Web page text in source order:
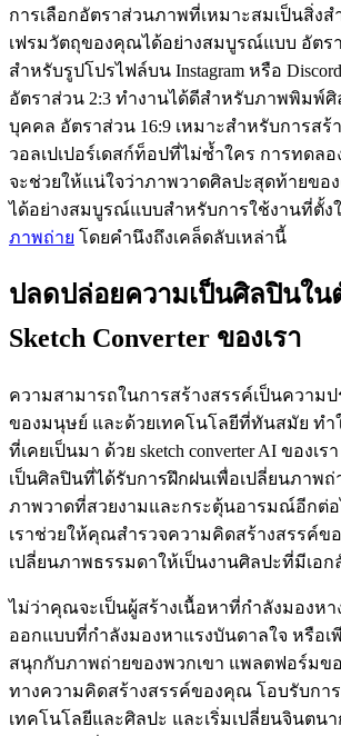
การเลือกอัตราส่วนภาพที่เหมาะสมเป็นสิ่ง
เฟรมวัตถุของคุณได้อย่างสมบูรณ์แบบ อัตรา
สำหรับรูปโปรไฟล์บน Instagram หรือ
อัตราส่วน 2:3 ทำงานได้ดีสำหรับภาพพิมพ์
บุคคล อัตราส่วน 16:9 เหมาะสำหรับการส
วอลเปเปอร์เดสก์ท็อปที่ไม่ซ้ำใคร การทดลอ
จะช่วยให้แน่ใจว่าภาพวาดศิลปะสุดท้ายขอ
ได้อย่างสมบูรณ์แบบสำหรับการใช้งานที่ตั้ง
ภาพถ่าย โดยคำนึงถึงเคล็ดลับเหล่านี้
ปลดปล่อยความเป็นศิลปินใ
Sketch Converter ของเรา
ความสามารถในการสร้างสรรค์เป็นความ
ของมนุษย์ และด้วยเทคโนโลยีที่ทันสมัย ทำ
ที่เคยเป็นมา ด้วย sketch converter AI ของเ
เป็นศิลปินที่ได้รับการฝึกฝนเพื่อเปลี่ยนภาพ
ภาพวาดที่สวยงามและกระตุ้นอารมณ์อีกต่อ
เราช่วยให้คุณสำรวจความคิดสร้างสรรค์
เปลี่ยนภาพธรรมดาให้เป็นงานศิลปะที่มีเอ
ไม่ว่าคุณจะเป็นผู้สร้างเนื้อหาที่กำลังมองห
ออกแบบที่กำลังมองหาแรงบันดาลใจ หรือเ
สนุกกับภาพถ่ายของพวกเขา แพลตฟอร์มข
ทางความคิดสร้างสรรค์ของคุณ โอบรับกา
เทคโนโลยีและศิลปะ และเริ่มเปลี่ยนจินตน